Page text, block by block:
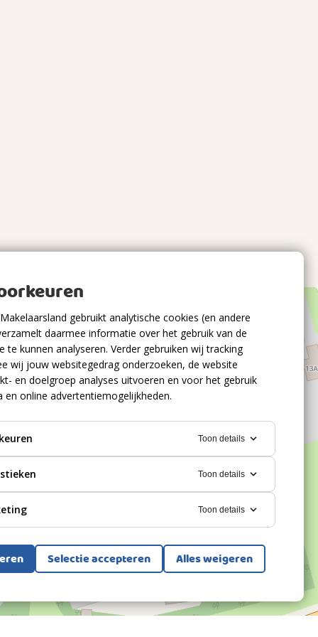
gebruikt analytische cookies (en andere
daarmee informatie over het gebruik van de
te kunnen analyseren. Verder gebruiken wij tracking
wij jouw websitegedrag onderzoeken, de website
en doelgroep analyses uitvoeren en voor het gebruik
en online advertentiemogelijkheden.
Toon details
Toon details
Toon details
Selectie accepteren Alles weigeren